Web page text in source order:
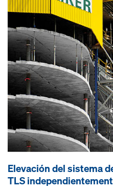
Elevación del sistema
TLS